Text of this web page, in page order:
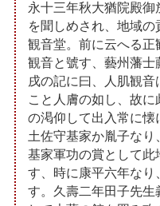
永十三年秋大猶院殿
を聞しめされ、地域の
観音堂。前に云へる
観音と號す、藝州藩
戌の記に曰、人肌観
こと人膚の如し、故
の渇仰して出入常に
土佐守基家か胤子なり
基家軍功の賞として
す、時に康平六年な
す。久壽二年田子先